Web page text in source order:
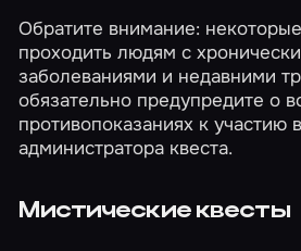
Обратите внимание:
проходить людям с
заболеваниями и недавними
обязательно предупредите о
противопоказаниях к участию
администратора квеста.
Мистические квесты